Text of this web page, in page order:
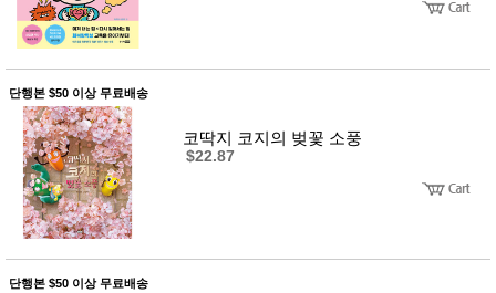
단행본 $50 이상 무료배송
코딱지 코지의 벚꽃 소풍
$22.87
단행본 $50 이상 무료배송